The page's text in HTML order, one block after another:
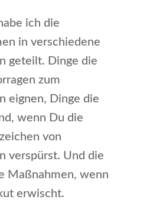
ich die
in verschiedene
geteilt. Dinge die
zum
eignen, Dinge die
wenn Du die
von
verspürst. Und die
Maßnahmen, wenn
erwischt.